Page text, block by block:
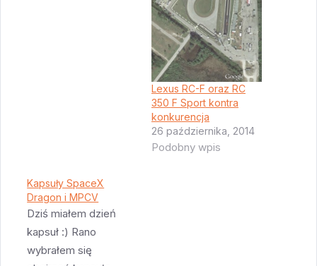
Lexus RC-F oraz RC
350 F Sport kontra
konkurencja
26 października, 2014
Podobny wpis
Kapsuły SpaceX
Dragon i MPCV
Dziś miałem dzień
kapsuł :) Rano
wybrałem się